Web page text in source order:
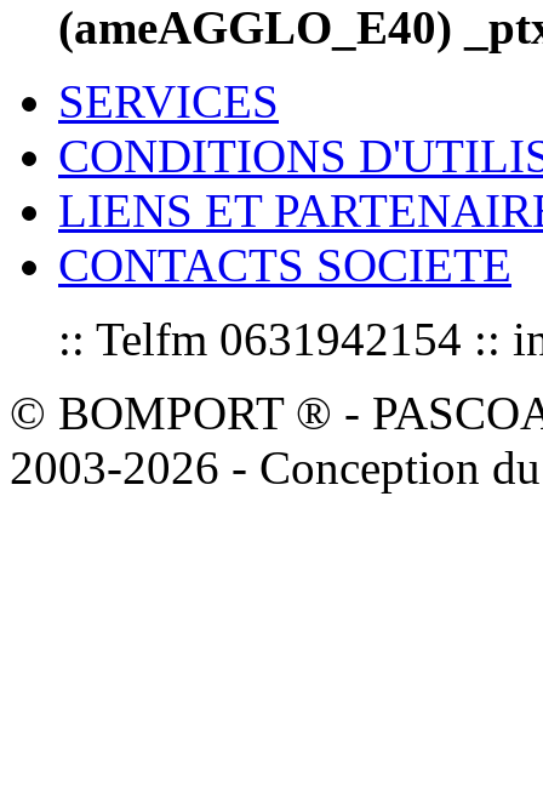
(ameAGGLO_E40)
SERVICES
CONDITIONS
LIENS ET
CONTACTS SOCIETE
:: Telfm 0631942154 ::
© BOMPORT ® -
2003-2026 - Conception